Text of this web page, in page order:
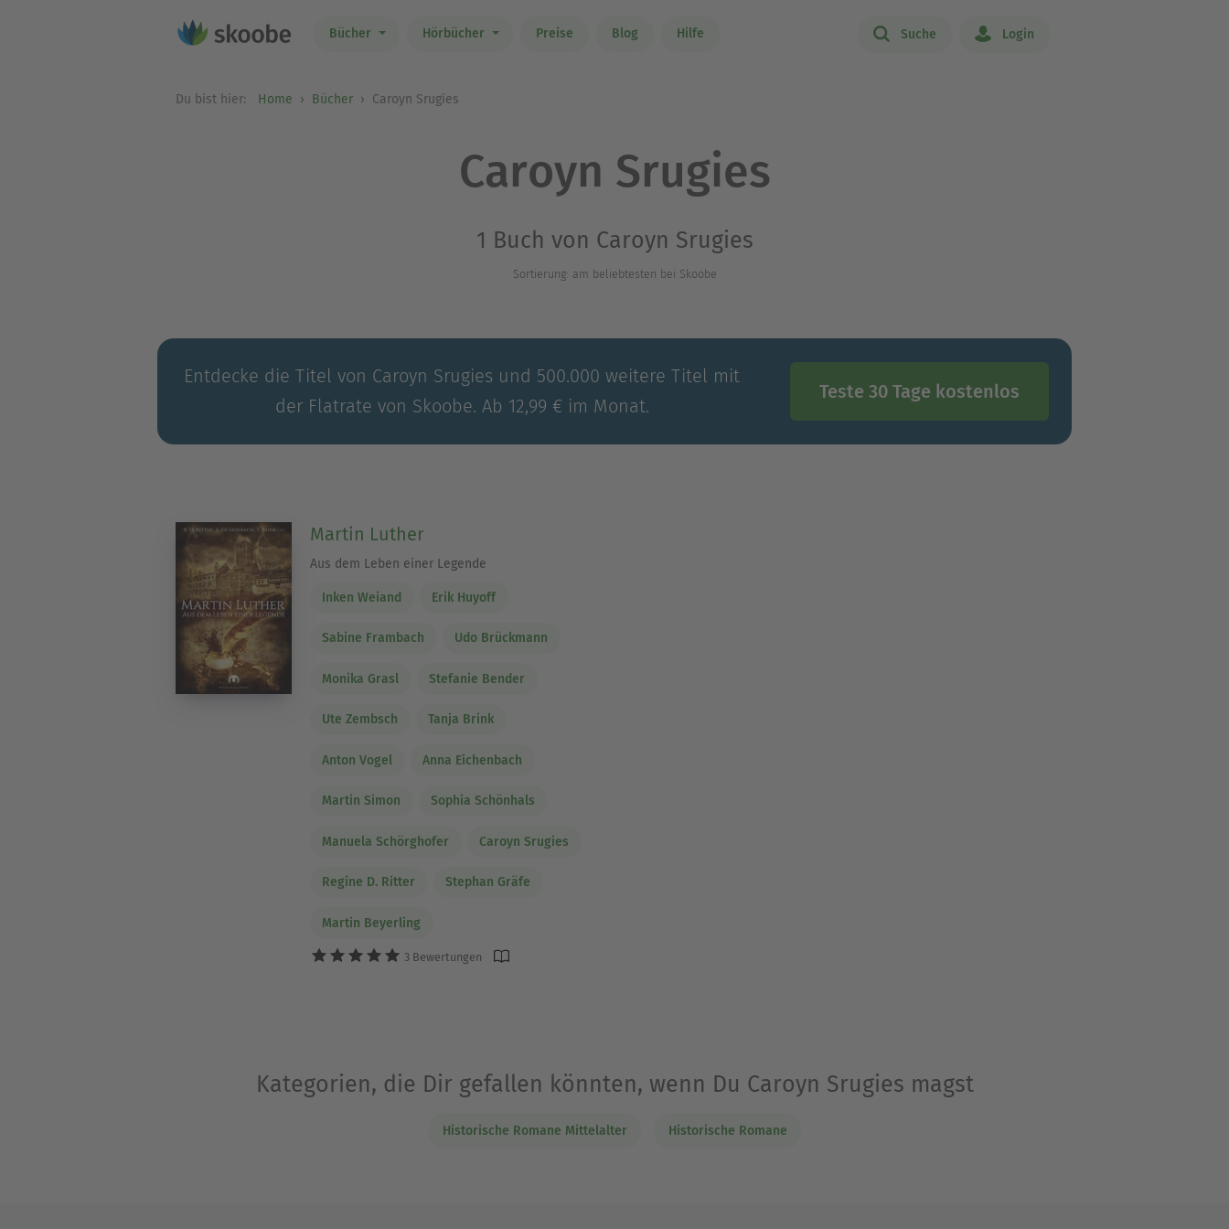
Bücher Hörbücher Preise Blog Hilfe Suche Login
Du bist hier: Home Bücher Caroyn Srugies
Caroyn Srugies
1 Buch von Caroyn Srugies
Sortierung: am beliebtesten bei Skoobe
Entdecke die Titel von Caroyn Srugies und 500.000 weitere Titel mit
der Flatrate von Skoobe. Ab 12,99 € im Monat.
Teste 30 Tage kostenlos
Martin Luther
Aus dem Leben einer Legende
Inken Weiand Erik Huyoff
Sabine Frambach Udo Brückmann
Monika Grasl Stefanie Bender
Ute Zembsch Tanja Brink
Anton Vogel Anna Eichenbach
Martin Simon Sophia Schönhals
Manuela Schörghofer Caroyn Srugies
Regine D. Ritter Stephan Gräfe
Martin Beyerling
3 Bewertungen
Kategorien, die Dir gefallen könnten, wenn Du Caroyn Srugies magst
Historische Romane Mittelalter Historische Romane